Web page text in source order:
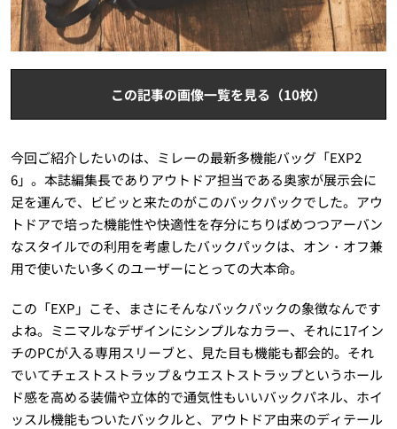
この記事の画像一覧を見る（10枚）
今回ご紹介したいのは、ミレーの最新多機能バッグ「EXP2
6」。本誌編集長でありアウトドア担当である奥家が展示会に
足を運んで、ビビッと来たのがこのバックパックでした。アウ
トドアで培った機能性や快適性を存分にちりばめつつアーバン
なスタイルでの利用を考慮したバックパックは、オン・オフ兼
用で使いたい多くのユーザーにとっての大本命。
この「EXP」こそ、まさにそんなバックパックの象徴なんです
よね。ミニマルなデザインにシンプルなカラー、それに17イン
チのPCが入る専用スリーブと、見た目も機能も都会的。それ
でいてチェストストラップ＆ウエストストラップというホール
ド感を高める装備や立体的で通気性もいいバックパネル、ホイ
ッスル機能もついたバックルと、アウトドア由来のディテール